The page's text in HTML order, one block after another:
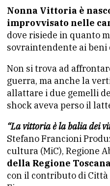
Nonna Vittoria è
improvvisato nelle
dove risiede in quanto
sovraintendente ai
Non si trova ad
guerra, ma anche la
allattare i due gemelli
shock aveva perso il
“La vittoria è la balia dei
Stefano Francioni
cultura (MiC), Regione
della Regione Toscana
con il contributo di